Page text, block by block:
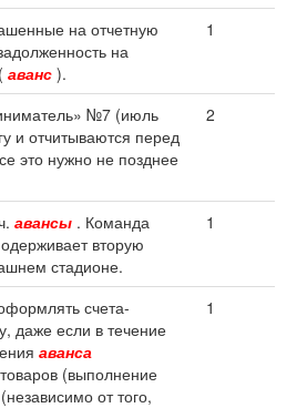
на отчетную
на
аванс ).
1
№7 (июль
и отчитываются перед
это нужно не позднее
2
авансы . Команда
вторую
стадионе.
1
счета-
даже если в течение
аванса
(выполнение
от того,
1